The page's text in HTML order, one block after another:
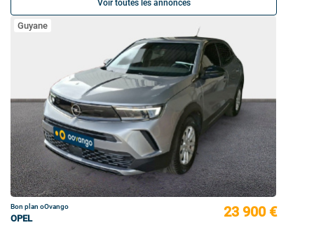
Voir toutes les annonces
Guyane
Bon plan oOvango
OPEL
23 900 €